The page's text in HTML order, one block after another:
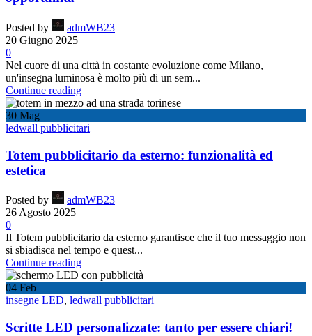
Posted by
admWB23
20 Giugno 2025
0
Nel cuore di una città in costante evoluzione come Milano,
un'insegna luminosa è molto più di un sem...
Continue reading
30 Mag
ledwall pubblicitari
Totem pubblicitario da esterno: funzionalità ed
estetica
Posted by
admWB23
26 Agosto 2025
0
Il Totem pubblicitario da esterno garantisce che il tuo messaggio non
si sbiadisca nel tempo e quest...
Continue reading
04 Feb
insegne LED, ledwall pubblicitari
Scritte LED personalizzate: tanto per essere chiari!